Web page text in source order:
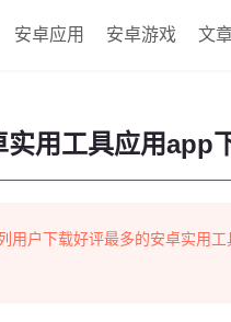
安卓应用 安卓游戏 文
用工具应用app
用户下载好评最多的安卓实用